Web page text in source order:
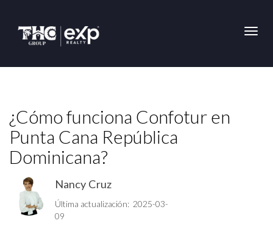
¿Cómo funciona Confotur en
Punta Cana República
Dominicana?
Nancy Cruz
Última actualización: 2025-03-
09